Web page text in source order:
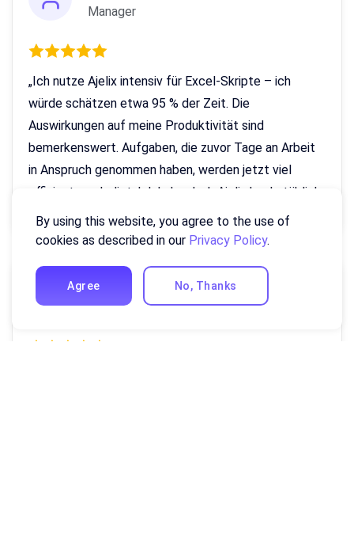
Manager
„Ich nutze Ajelix intensiv für Excel-Skripte – ich
würde schätzen etwa 95 % der Zeit. Die
Auswirkungen auf meine Produktivität sind
bemerkenswert. Aufgaben, die zuvor Tage an Arbeit
in Anspruch genommen haben, werden jetzt viel
effizienter erledigt. Ich habe dank Ajelix buchstäblich
Tage gespart!“
Warren
Revenue Director, Hotelbranche
By using this website, you agree to the use of
cookies as described in our Privacy Policy.
Agree No, Thanks